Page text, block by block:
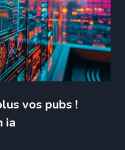
vos pubs !
ia